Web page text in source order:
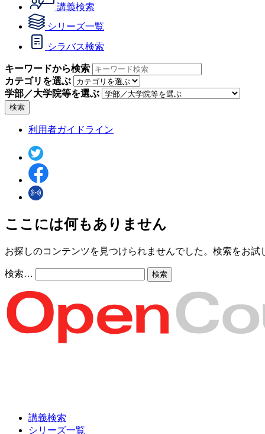
講義検索
シリーズ一覧
シラバス検索
キーワードから検索
カテゴリを選ぶ
学部／大学院等を選ぶ
検索
利用者ガイドライン
ここには何もありません
お探しのコンテンツを見つけられませんでした。検索をお試
検索…
講義検索
シリーズ一覧